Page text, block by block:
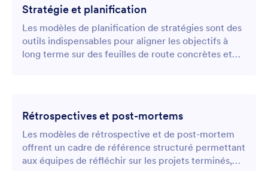
Stratégie et planification
Les modèles de planification de stratégies sont des
outils indispensables pour aligner les objectifs à
long terme sur des feuilles de route concrètes et
Rétrospectives et post-mortems
Les modèles de rétrospective et de post-mortem
offrent un cadre de référence structuré permettant
aux équipes de réfléchir sur les projets terminés,